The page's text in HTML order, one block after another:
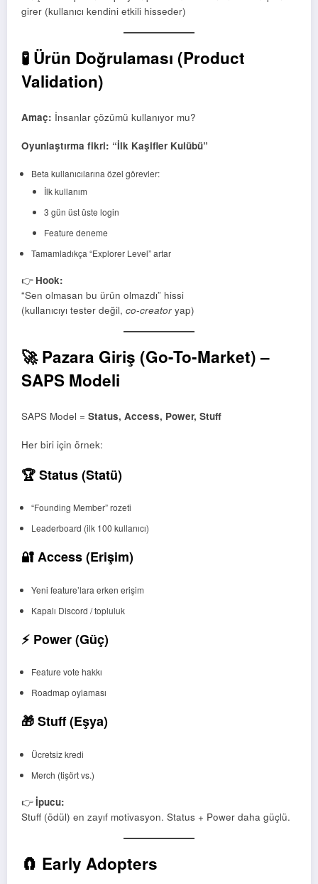
girer (kullanıcı kendini etkili hisseder)
🧪 Ürün Doğrulaması (Product
Validation)
Amaç: İnsanlar çözümü kullanıyor mu?
Oyunlaştırma fikri: “İlk Kaşifler Kulübü”
Beta kullanıcılarına özel görevler:
İlk kullanım
3 gün üst üste login
Feature deneme
Tamamladıkça “Explorer Level” artar
👉 Hook:
“Sen olmasan bu ürün olmazdı” hissi
(kullanıcıyı tester değil, co-creator yap)
🚀 Pazara Giriş (Go-To-Market) –
SAPS Modeli
SAPS Model = Status, Access, Power, Stuff
Her biri için örnek:
🏆 Status (Statü)
“Founding Member” rozeti
Leaderboard (ilk 100 kullanıcı)
🔐 Access (Erişim)
Yeni feature’lara erken erişim
Kapalı Discord / topluluk
⚡ Power (Güç)
Feature vote hakkı
Roadmap oylaması
🎁 Stuff (Eşya)
Ücretsiz kredi
Merch (tişört vs.)
👉İpucu:
Stuff (ödül) en zayıf motivasyon. Status + Power daha güçlü.
🧲 Early Adopters